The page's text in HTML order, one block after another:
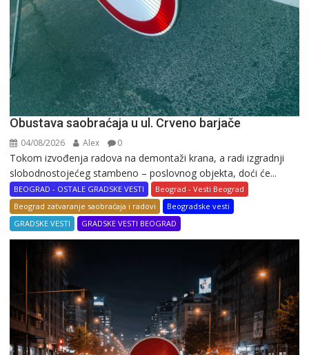
Obustava saobraćaja u ul. Crveno barjače
04/08/2026 Alex 0
Tokom izvođenja radova na demontaži krana, a radi izgradnji
slobodnostojećeg stambeno – poslovnog objekta, doći će...
BEOGRAD - OSTALE GRADSKE VESTI
Beograd - Vesti Beograd
Beograd zatvaranje saobraćaja i radovi
Beogradske vesti
GRADSKE VESTI
GRADSKE VESTI BEOGRAD